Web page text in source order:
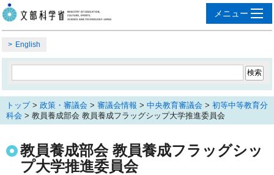
English
トップ> 政策・審議会 > 審議会情報 > 中央教育審議会 > 初等中等教育分
科会 > 教員養成部会 教員養成フラッグシップ大学推進委員会
教員養成部会 教員養成フラッグシッ
プ大学推進委員会